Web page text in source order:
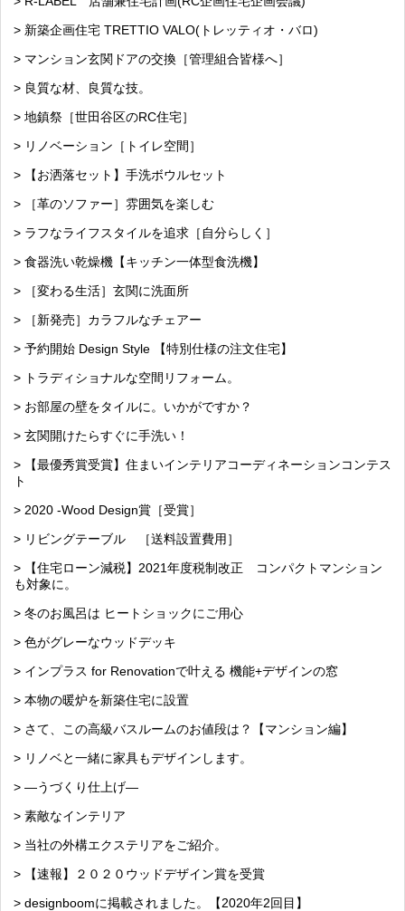
> 新築企画住宅 TRETTIO VALO(トレッティオ・バロ)
> マンション玄関ドアの交換［管理組合皆様へ］
> 良質な材、良質な技。
> 地鎮祭［世田谷区のRC住宅］
> リノベーション［トイレ空間］
> 【お洒落セット】手洗ボウルセット
> ［革のソファー］雰囲気を楽しむ
> ラフなライフスタイルを追求［自分らしく］
> 食器洗い乾燥機【キッチン一体型食洗機】
> ［変わる生活］玄関に洗面所
> ［新発売］カラフルなチェアー
> 予約開始 Design Style 【特別仕様の注文住宅】
> トラディショナルな空間リフォーム。
> お部屋の壁をタイルに。いかがですか？
> 玄関開けたらすぐに手洗い！
> 【最優秀賞受賞】住まいインテリアコーディネーションコンテス
ト
> 2020 -Wood Design賞［受賞］
> リビングテーブル ［送料設置費用］
> 【住宅ローン減税】2021年度税制改正 コンパクトマンション
も対象に。
> 冬のお風呂は ヒートショックにご用心
> 色がグレーなウッドデッキ
> インプラス for Renovationで叶える 機能+デザインの窓
> 本物の暖炉を新築住宅に設置
> さて、この高級バスルームのお値段は？【マンション編】
> リノベと一緒に家具もデザインします。
> —うづくり仕上げ—
> 素敵なインテリア
> 当社の外構エクステリアをご紹介。
> 【速報】２０２０ウッドデザイン賞を受賞
> designboomに掲載されました。【2020年2回目】